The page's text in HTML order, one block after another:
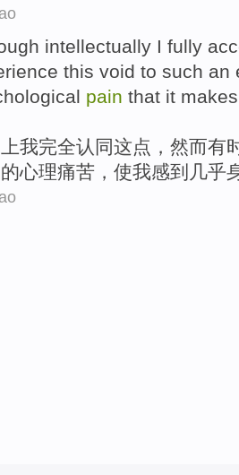
intellectually I fully
this void to such an
pain that it makes
上我完全认同这点 ， 然而有
的心理痛苦 ， 使我感到 几乎